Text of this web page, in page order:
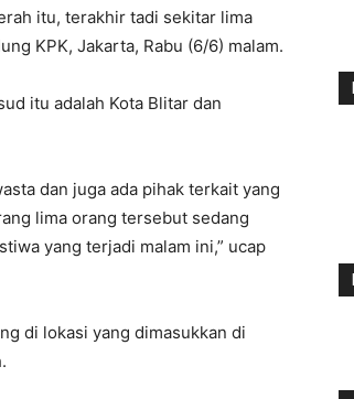
itu, terakhir tadi sekitar lima
KPK, Jakarta, Rabu (6/6) malam.
itu adalah Kota Blitar dan
dan juga ada pihak terkait yang
lima orang tersebut sedang
yang terjadi malam ini,” ucap
di lokasi yang dimasukkan di